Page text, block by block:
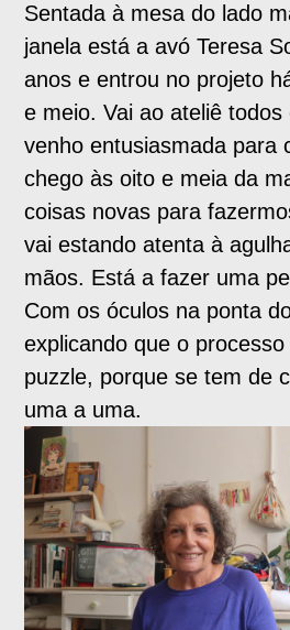
Sentada à mesa do lado
janela está a avó Teresa
anos e entrou no projeto
e meio. Vai ao ateliê todos
venho entusiasmada para
chego às oito e meia da
coisas novas para
vai estando atenta à
mãos. Está a fazer uma
Com os óculos na ponta
explicando que o
puzzle, porque se tem de
uma a uma.